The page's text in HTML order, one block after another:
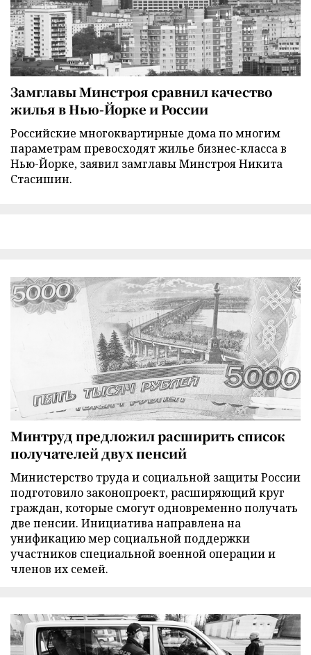
Замглавы Минстроя сравнил качество
жилья в Нью-Йорке и России
Российские многоквартирные дома по многим
параметрам превосходят жилье бизнес-класса в
Нью-Йорке, заявил замглавы Минстроя Никита
Стасишин.
Минтруд предложил расширить список
получателей двух пенсий
Министерство труда и социальной защиты России
подготовило законопроект, расширяющий круг
граждан, которые смогут одновременно получать
две пенсии. Инициатива направлена на
унификацию мер социальной поддержки
участников специальной военной операции и
членов их семей.